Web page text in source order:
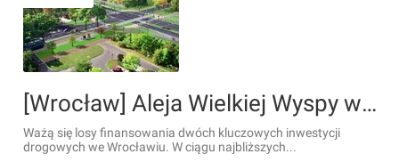
[Wrocław] Aleja Wielkiej Wyspy walczy o dofinansowanie unijne
Ważą się losy finansowania dwóch kluczowych inwestycji
drogowych we Wrocławiu. W ciągu najbliższych...